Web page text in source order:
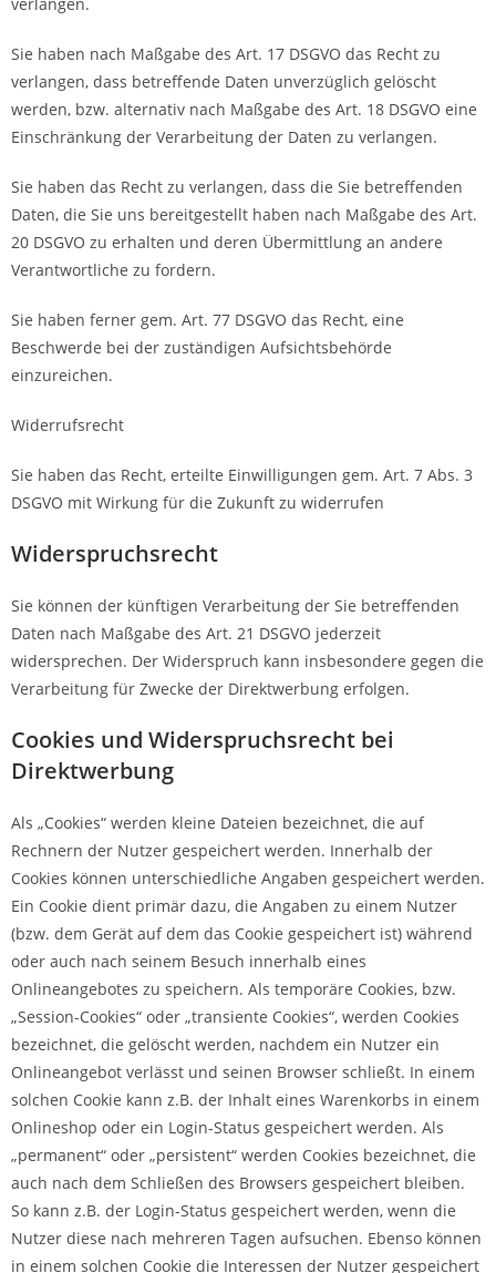
Sie haben nach Maßgabe des Art. 17 DSGVO das Recht zu
verlangen, dass betreffende Daten unverzüglich gelöscht
werden, bzw. alternativ nach Maßgabe des Art. 18 DSGVO eine
Einschränkung der Verarbeitung der Daten zu verlangen.
Sie haben das Recht zu verlangen, dass die Sie betreffenden
Daten, die Sie uns bereitgestellt haben nach Maßgabe des Art.
20 DSGVO zu erhalten und deren Übermittlung an andere
Verantwortliche zu fordern.
Sie haben ferner gem. Art. 77 DSGVO das Recht, eine
Beschwerde bei der zuständigen Aufsichtsbehörde
einzureichen.
Widerrufsrecht
Sie haben das Recht, erteilte Einwilligungen gem. Art. 7 Abs. 3
DSGVO mit Wirkung für die Zukunft zu widerrufen
Widerspruchsrecht
Sie können der künftigen Verarbeitung der Sie betreffenden
Daten nach Maßgabe des Art. 21 DSGVO jederzeit
widersprechen. Der Widerspruch kann insbesondere gegen die
Verarbeitung für Zwecke der Direktwerbung erfolgen.
Cookies und Widerspruchsrecht bei
Direktwerbung
Als „Cookies“ werden kleine Dateien bezeichnet, die auf
Rechnern der Nutzer gespeichert werden. Innerhalb der
Cookies können unterschiedliche Angaben gespeichert werden.
Ein Cookie dient primär dazu, die Angaben zu einem Nutzer
(bzw. dem Gerät auf dem das Cookie gespeichert ist) während
oder auch nach seinem Besuch innerhalb eines
Onlineangebotes zu speichern. Als temporäre Cookies, bzw.
„Session-Cookies“ oder „transiente Cookies“, werden Cookies
bezeichnet, die gelöscht werden, nachdem ein Nutzer ein
Onlineangebot verlässt und seinen Browser schließt. In einem
solchen Cookie kann z.B. der Inhalt eines Warenkorbs in einem
Onlineshop oder ein Login-Status gespeichert werden. Als
„permanent“ oder „persistent“ werden Cookies bezeichnet, die
auch nach dem Schließen des Browsers gespeichert bleiben.
So kann z.B. der Login-Status gespeichert werden, wenn die
Nutzer diese nach mehreren Tagen aufsuchen. Ebenso können
in einem solchen Cookie die Interessen der Nutzer gespeichert